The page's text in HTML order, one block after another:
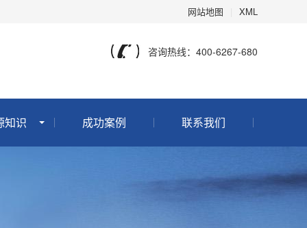
网站地图 XML
咨询热线：400-6267-680
知识 成功案例 联系我们